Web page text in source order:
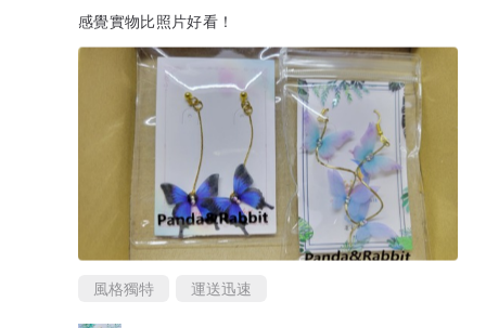
感覺實物比照片好看！
風格獨特 運送迅速